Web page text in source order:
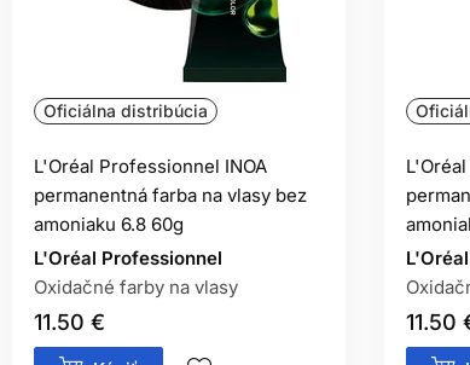
Oficiálna distribúcia
L'Oréal Professionnel INOA
permanentná farba na vlasy bez
amoniaku 6.8 60g
L'Oréal Professionnel
Oxidačné farby na vlasy
11.50 € 11.50